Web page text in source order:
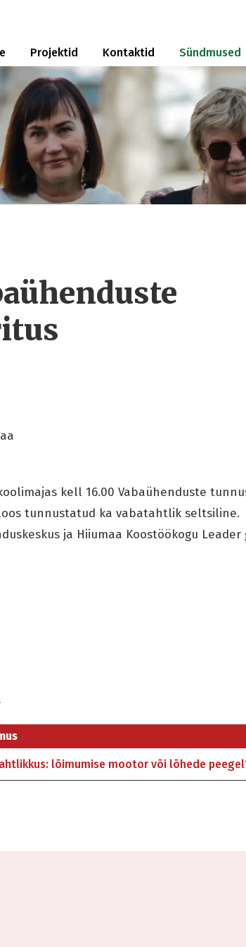
Projektid Kontaktid Sündmused
kell 16.00 Vabaühenduste
tunnustatud ka vabatahtlik seltsiline.
ja Hiiumaa Koostöökogu Leader
lõimumise mootor või lõhede